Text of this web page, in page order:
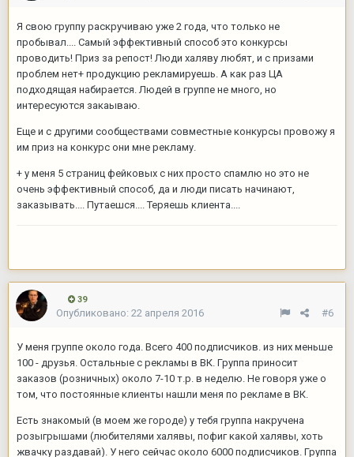
Я свою группу раскручиваю уже 2 года, что только не
пробывал.... Самый эффективный способ это конкурсы
проводить! Приз за репост! Люди халяву любят, и с призами
проблем нет+ продукцию рекламируешь. А как раз ЦА
подходящая набирается. Людей в группе не много, но
интересуются закаываю.
Еще и с другими сообществами совместные конкурсы провожу я
им приз на конкурс они мне рекламу.
+ у меня 5 страниц фейковых с них просто спамлю но это не
очень эффективный способ, да и люди писать начинают,
заказывать.... Путаешся.... Теряешь клиента....
39
#6
Опубликовано: 22 апреля 2016
У меня группе около года. Всего 400 подписчиков. из них меньше
100 - друзья. Остальные с рекламы в ВК. Группа приносит
заказов (розничных) около 7-10 т.р. в неделю. Не говоря уже о
том, что постоянные клиенты нашли меня по рекламе в ВК.
Есть знакомый (в моем же городе) у тебя группа накручена
розыгрышами (любителями халявы, пофиг какой халявы, хоть
жвачку раздавай). У него сейчас около 6000 подписчиков. Группа